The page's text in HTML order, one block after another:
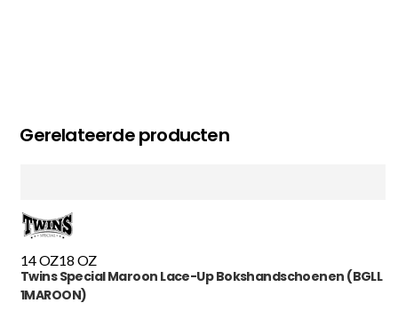
Gerelateerde producten
14 OZ18 OZ
Twins Special Maroon Lace-Up Bokshandschoenen (BGLL
1MAROON)